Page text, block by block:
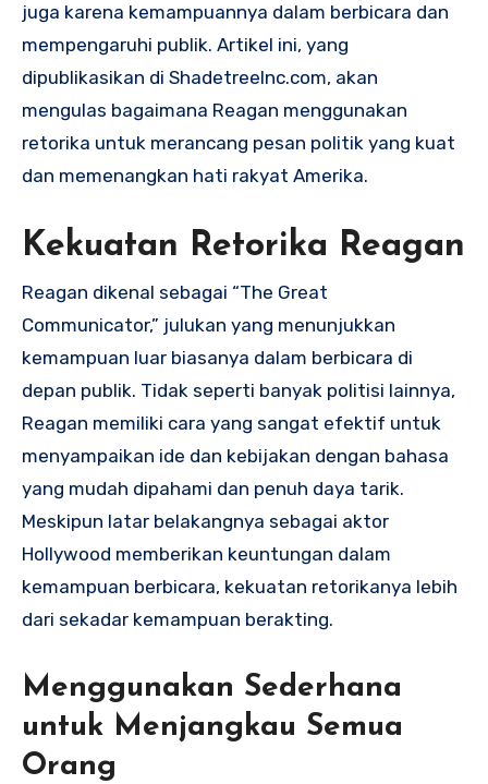
juga karena kemampuannya dalam berbicara dan
mempengaruhi publik. Artikel ini, yang
dipublikasikan di ShadetreeInc.com, akan
mengulas bagaimana Reagan menggunakan
retorika untuk merancang pesan politik yang kuat
dan memenangkan hati rakyat Amerika.
Kekuatan Retorika Reagan
Reagan dikenal sebagai “The Great
Communicator,” julukan yang menunjukkan
kemampuan luar biasanya dalam berbicara di
depan publik. Tidak seperti banyak politisi lainnya,
Reagan memiliki cara yang sangat efektif untuk
menyampaikan ide dan kebijakan dengan bahasa
yang mudah dipahami dan penuh daya tarik.
Meskipun latar belakangnya sebagai aktor
Hollywood memberikan keuntungan dalam
kemampuan berbicara, kekuatan retorikanya lebih
dari sekadar kemampuan berakting.
Menggunakan Sederhana
untuk Menjangkau Semua
Orang